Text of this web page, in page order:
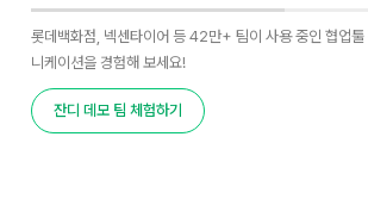
롯데백화점, 넥센타이어 등 42만+ 팀이 사용 중인 협업
니케이션을 경험해 보세요!
잔디 데모 팀 체험하기